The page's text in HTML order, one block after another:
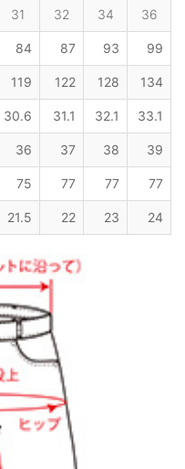
31 32 34 36
84 87 93 99
119 122 128 134
30.6 31.1 32.1 33.1
36 37 38 39
75 77 77 77
21.5 22 23 24